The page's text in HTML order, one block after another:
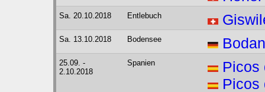
Sa. 20.10.2018 Entlebuch
Sa. 13.10.2018 Bodensee
25.09. -
2.10.2018
Spanien
Picos
Picos